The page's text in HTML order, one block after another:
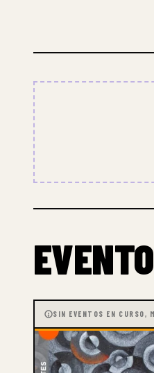
SIN EVENTOS EN CURSO,